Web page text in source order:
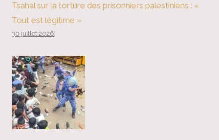
Tsahal sur la torture des prisonniers palestiniens : «
Tout est légitime »
30 juillet 2026